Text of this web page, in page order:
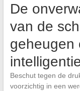
De
van de
geheugen
Beschut tegen de
voorzichtig in een